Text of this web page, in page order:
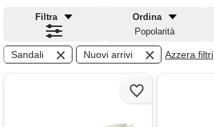
Filtra
Ordina
Popolarità
Sandali Nuovi arrivi Azzera filtri